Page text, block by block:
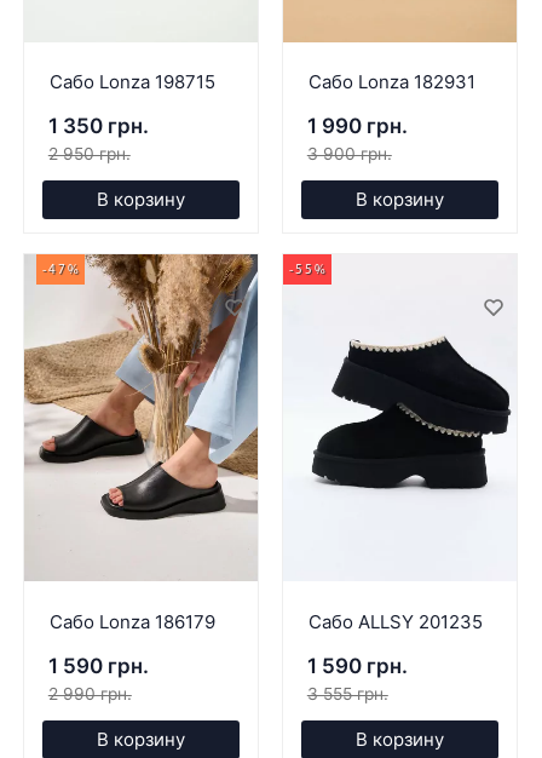
Сабо Lonza 198715
1 350 грн.
2 950 грн.
В корзину
Сабо Lonza 182931
1 990 грн.
3 900 грн.
В корзину
-47%
Сабо Lonza 186179
1 590 грн.
2 990 грн.
В корзину
-55%
Сабо ALLSY 201235
1 590 грн.
3 555 грн.
В корзину